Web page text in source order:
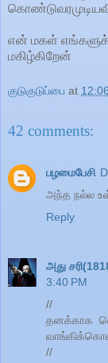
என் மகள்
மகிழ்கிறேன்
குடுகுடுப்பை at
42 comments:
பழமைபேசி
அந்த நல்ல
Reply
அது
3:40 PM
//
தனக்காக
//